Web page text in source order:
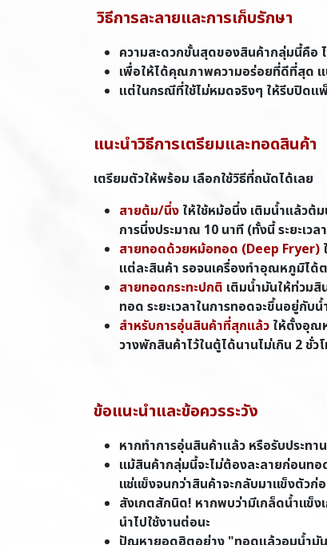
วิธีการละลายและการเก็บรักษา
ความสะดวกขั้นสุดของสินค้ากลุ่มนี้คือ
เพื่อให้ได้คุณภาพความอร่อยที่ดีที่สุด แ
แต่ในกรณีที่ใช้ไม่หมดจริงๆ ให้รีบปิดแ
แนะนำวิธีการเตรียมและทอดสินค้า
เตรียมตัวให้พร้อม เลือกใช้วิธีที่ถนัดได้เลย
สายต้ม/นึ่ง ให้ใช้หม้อนึ่ง เติมน้ำแล้วต้
การนึ่งประมาณ 10 นาที (ทั้งนี้ ระยะเ
สายทอดด้วยหม้อทอด (Deep Fryer)
แต่ละสินค้า รอจนเครื่องทำอุณหภูมิไ
สายทอดกระทะปกติ เติมน้ำมันให้ท่วม
ทอด ระยะเวลาในการทอดจะขึ้นอยู่กับ
สำหรับการอุ่นสินค้าที่สุกแล้ว ให้ตั้งอุณ
วางพักสินค้าไว้ในตู้ได้นานไม่เกิน 2 ชั่ว
ข้อแนะนำและข้อควรระวัง
หากทำการอุ่นสินค้าแล้ว หรือรับประทา
แม้สินค้ากลุ่มนี้จะไม่ต้องละลายก่อนทอ
แช่แข็งจนกว่าสินค้าจะกลับมาแข็งตัวก่
สังเกตสักนิด! หากพบว่ามีเกล็ดน้ำแข็ง
นำไปใช้งานต่อนะ